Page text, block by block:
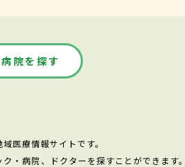
院を探す
医療情報サイトです。
・病院、ドクターを探すことができます。